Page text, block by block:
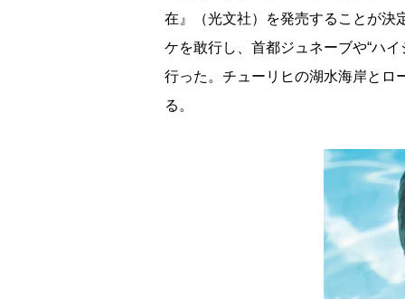
在』（光文社）を発売することが決
ケを敢行し、首都ジュネーブや“ハ
行った。チューリヒの湖水海岸とロ
る。